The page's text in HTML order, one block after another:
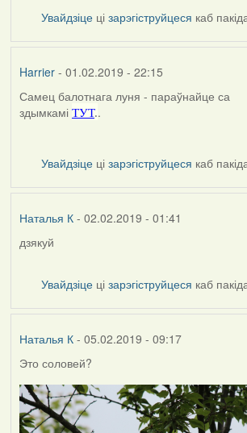
Увайдзіце цізарэгіструйцеся каб
Harrier- 01.02.2019 - 22:15
In
reply
Наталья
К
Самец балотнага луня - параўнайце са
здымкамі ТУТ..
Увайдзіце цізарэгіструйцеся каб
Наталья К- 02.02.2019 - 01:41
In
Harrier
дзякуй
Увайдзіце цізарэгіструйцеся каб
Наталья К- 05.02.2019 - 09:17
Это соловей?